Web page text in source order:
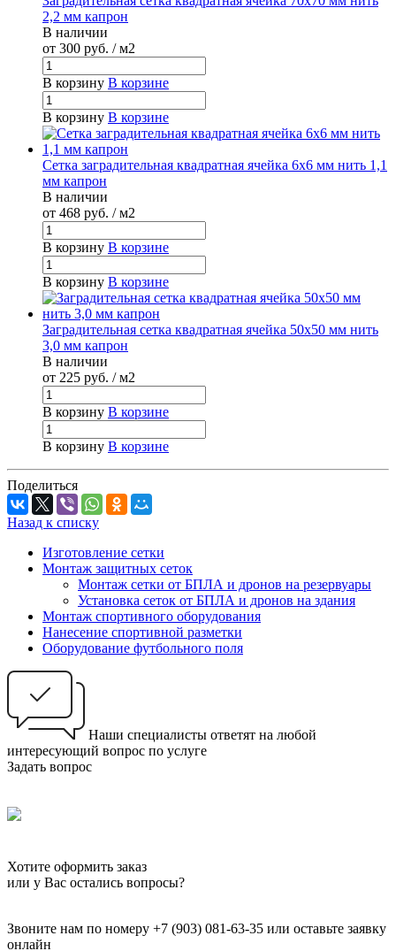
2,2 мм капрон
В наличии
от 300 руб. / м2
В корзину В корзине
В корзину В корзине
Сетка заградительная квадратная ячейка 6х6 мм нить 1,1
мм капрон
В наличии
от 468 руб. / м2
В корзину В корзине
В корзину В корзине
Заградительная сетка квадратная ячейка 50х50 мм нить
3,0 мм капрон
В наличии
от 225 руб. / м2
В корзину В корзине
В корзину В корзине
Поделиться
Назад к списку
Изготовление сетки
Монтаж защитных сеток
Монтаж сетки от БПЛА и дронов на резервуары
Установка сеток от БПЛА и дронов на здания
Монтаж спортивного оборудования
Нанесение спортивной разметки
Оборудование футбольного поля
Наши специалисты ответят на любой
интересующий вопрос по услуге
Задать вопрос
Хотите оформить заказ
или у Вас остались вопросы?
Звоните нам по номеру +7 (903) 081-63-35 или оставьте заявку
онлайн